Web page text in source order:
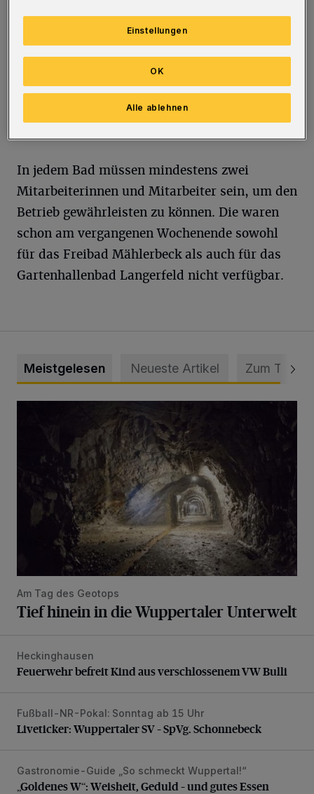
Nach Angaben der Verwaltung seien
Erkrankungen die Ursache. Deshalb kann auch
das Stadtbad Uellendahl am Donnerstag (16.
Mai) bereits ab 14 Uhr nicht mehr besucht
In jedem Bad müssen mindestens zwei
Mitarbeiterinnen und Mitarbeiter sein, um den
Betrieb gewährleisten zu können. Die waren
schon am vergangenen Wochenende sowohl
für das Freibad Mählerbeck als auch für das
Gartenhallenbad Langerfeld nicht verfügbar.
Meistgelesen Neueste Artikel Zum Thema
Am Tag des Geotops
Tief hinein in die Wuppertaler Unterwelt
Feuerwehr befreit Kind aus verschlossenem VW Bulli
Heckinghausen
Feuerwehr befreit Kind aus verschlossenem VW Bulli
Liveticker: Wuppertaler SV – SpVg. Schonnebeck
Fußball-NR-Pokal: Sonntag ab 15 Uhr
Liveticker: Wuppertaler SV – SpVg. Schonnebeck
„Goldenes W“: Weisheit, Geduld – und gutes Essen
Gastronomie-Guide „So schmeckt Wuppertal!“
„Goldenes W“: Weisheit, Geduld – und gutes Essen
Einstellungen
Alle ablehnen
OK